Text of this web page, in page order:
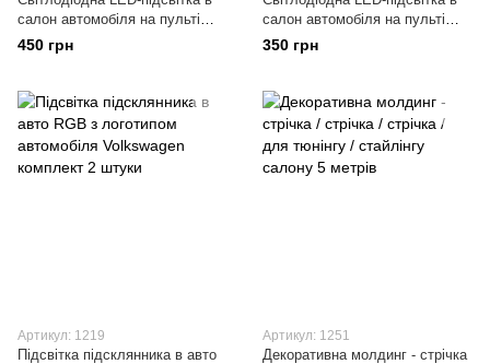
салон автомобіля на пульті
керування 12 діодів (8
кольорів) мерехтить у такт
450 грн
салон автомобіля на пульті
керування 9 діодів (8 кольорів)
мерехтить у такт музики!
350 грн
Артикул: 1219
Підсвітка підсклянника в авто
Артикул: 1251
Декоративна молдинг - стрічка